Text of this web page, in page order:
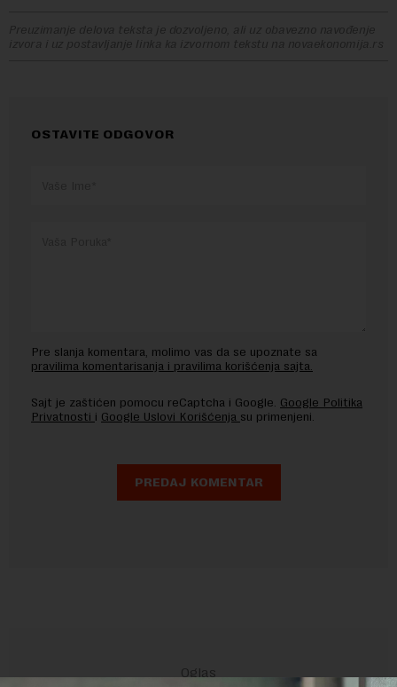
Preuzimanje delova teksta je dozvoljeno, ali uz obavezno navođenje
izvora i uz postavljanje linka ka izvornom tekstu na novaekonomija.rs
OSTAVITE ODGOVOR
Pre slanja komentara, molimo vas da se upoznate sa
pravilima komentarisanja i pravilima korišćenja sajta.
Sajt je zaštićen pomocu reCaptcha i Google. Google Politika
Privatnosti i Google Uslovi Korišćenja su primenjeni.